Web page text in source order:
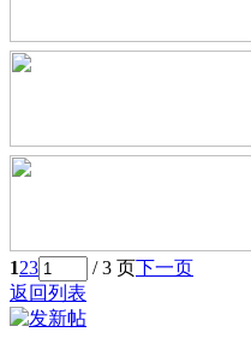
123 / 3 页下一页
返回列表